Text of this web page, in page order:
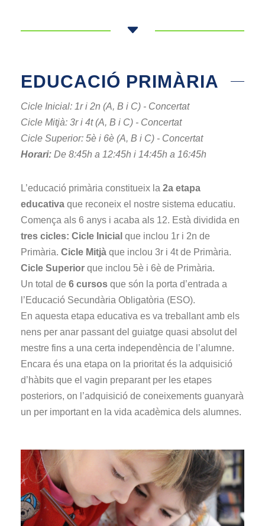
EDUCACIÓ PRIMÀRIA
Cicle Inicial: 1r i 2n (A, B i C) - Concertat
Cicle Mitjà: 3r i 4t (A, B i C) - Concertat
Cicle Superior: 5è i 6è (A, B i C) - Concertat
Horari: De 8:45h a 12:45h i 14:45h a 16:45h
L’educació primària constitueix la 2a etapa
educativa que reconeix el nostre sistema educatiu.
Comença als 6 anys i acaba als 12. Està dividida en
tres cicles: Cicle Inicial que inclou 1r i 2n de
Primària. Cicle Mitjà que inclou 3r i 4t de Primària.
Cicle Superior que inclou 5è i 6è de Primària.
Un total de 6 cursos que són la porta d’entrada a
l’Educació Secundària Obligatòria (ESO).
En aquesta etapa educativa es va treballant amb els
nens per anar passant del guiatge quasi absolut del
mestre fins a una certa independència de l’alumne.
Encara és una etapa on la prioritat és la adquisició
d’hàbits que el vagin preparant per les etapes
posteriors, on l’adquisició de coneixements guanyarà
un per important en la vida acadèmica dels alumnes.